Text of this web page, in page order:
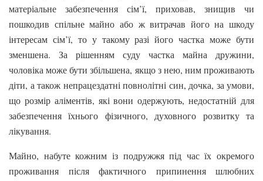
матеріальне забезпечення сім’ї, приховав, знищив чи
пошкодив спільне майно або ж витрачав його на шкоду
інтересам сім’ї, то у такому разі його частка може бути
зменшена. За рішенням суду частка майна дружини,
чоловіка може бути збільшена, якщо з нею, ним проживають
діти, а також непрацездатні повнолітні син, дочка, за умови,
що розмір аліментів, які вони одержують, недостатній для
забезпечення їхнього фізичного, духовного розвитку та
лікування.
Майно, набуте кожним із подружжя під час їх окремого
проживання після фактичного припинення шлюбних